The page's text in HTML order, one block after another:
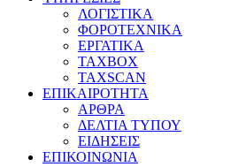
ΛΟΓΙΣΤΙΚΑ
ΦΟΡΟΤΕΧΝΙΚΑ
ΕΡΓΑΤΙΚΑ
TAXBOX
TAXSCAN
ΕΠΙΚΑΙΡΟΤΗΤΑ
ΑΡΘΡΑ
ΔΕΛΤΙΑ ΤΥΠΟΥ
ΕΙΔΗΣΕΙΣ
ΕΠΙΚΟΙΝΩΝΙΑ